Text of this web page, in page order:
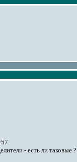
- есть ли таковые ?